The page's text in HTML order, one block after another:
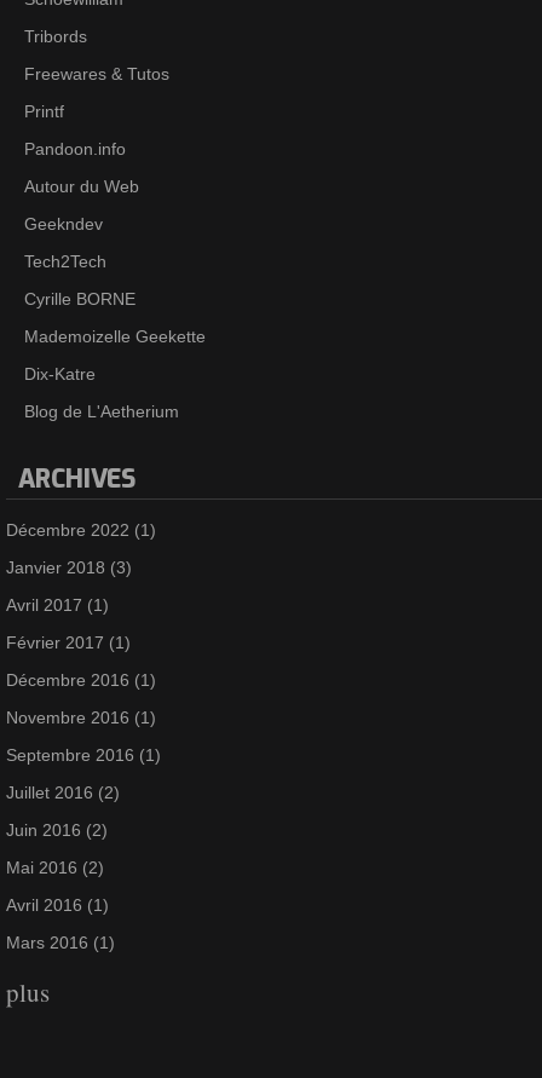
Tribords
Freewares & Tutos
Printf
Pandoon.info
Autour du Web
Geekndev
Tech2Tech
Cyrille BORNE
Mademoizelle Geekette
Dix-Katre
Blog de L'Aetherium
ARCHIVES
Décembre 2022 (1)
Janvier 2018 (3)
Avril 2017 (1)
Février 2017 (1)
Décembre 2016 (1)
Novembre 2016 (1)
Septembre 2016 (1)
Juillet 2016 (2)
Juin 2016 (2)
Mai 2016 (2)
Avril 2016 (1)
Mars 2016 (1)
plus